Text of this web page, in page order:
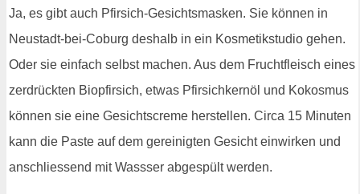
Ja, es gibt auch Pfirsich-Gesichtsmasken. Sie können in
Neustadt-bei-Coburg deshalb in ein Kosmetikstudio gehen.
Oder sie einfach selbst machen. Aus dem Fruchtfleisch eines
zerdrückten Biopfirsich, etwas Pfirsichkernöl und Kokosmus
können sie eine Gesichtscreme herstellen. Circa 15 Minuten
kann die Paste auf dem gereinigten Gesicht einwirken und
anschliessend mit Wassser abgespült werden.